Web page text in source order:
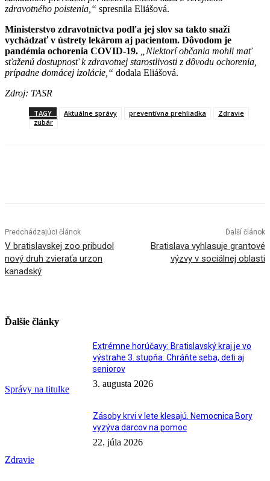
zdravotného poistenia,“ spresnila Eliášová.
Ministerstvo zdravotníctva podľa jej slov sa takto snaží
vychádzať v ústrety lekárom aj pacientom. Dôvodom je
pandémia ochorenia COVID-19.
„Niektorí občania mohli mať
sťaženú dostupnosť k zdravotnej starostlivosti z dôvodu ochorenia,
prípadne domácej izolácie,“ dodala Eliášová.
Zdroj: TASR
TAGY Aktuálne správy preventívna prehliadka
Zdravie
zubár
Predchádzajúci článok
V bratislavskej zoo pribudol
nový druh zvieraťa urzon
kanadský
Ďalší článok
Bratislava vyhlasuje grantové
výzvy v sociálnej oblasti
Ďalšie články
Správy na titulke
Extrémne horúčavy: Bratislavský kraj je vo
výstrahe 3. stupňa. Chráňte seba, deti aj
seniorov
3. augusta 2026
Zdravie
Zásoby krvi v lete klesajú. Nemocnica Bory
vyzýva darcov na pomoc
22. júla 2026